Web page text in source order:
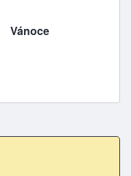
Vánoce